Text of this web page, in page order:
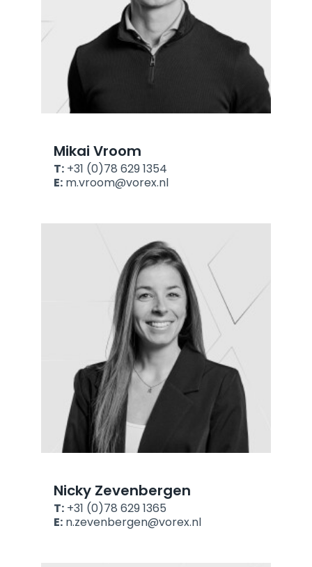
Mikai Vroom
T: +31 (0)78 629 1354
E: m.vroom@vorex.nl
Nicky Zevenbergen
T: +31 (0)78 629 1365
E: n.zevenbergen@vorex.nl